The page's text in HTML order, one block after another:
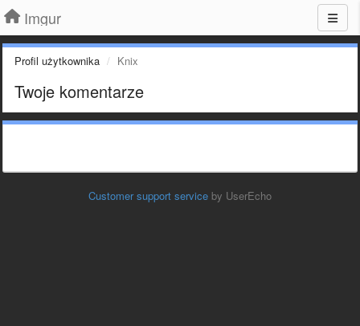
Imgur
Profil użytkownika Knix
Twoje komentarze
Customer support service by UserEcho